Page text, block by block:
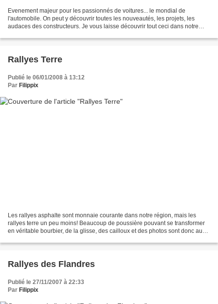
Evenement majeur pour les passionnés de voitures... le mondial de
l'automobile. On peut y découvrir toutes les nouveautés, les projets, les
audaces des constructeurs. Je vous laisse découvrir tout ceci dans notre
Rallyes Terre
Publié le 06/01/2008 à 13:12
Par Filippix
Les rallyes asphalte sont monnaie courante dans notre région, mais les
rallyes terre un peu moins! Beaucoup de poussière pouvant se transformer
en véritable bourbier, de la glisse, des cailloux et des photos sont donc au
Rallyes des Flandres
Publié le 27/11/2007 à 22:33
Par Filippix